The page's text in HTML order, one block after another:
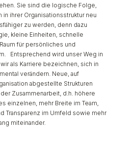
Sie sind die logische Folge,
ihrer Organisationsstruktur neu
zu werden, denn dazu
kleine Einheiten, schnelle
für persönliches und
Entsprechend wird unser Weg in
als Karriere bezeichnen, sich in
verändern. Neue, auf
abgestellte Strukturen
Zusammenarbeit, d.h. höhere
einzelnen, mehr Breite im Team,
Transparenz im Umfeld sowie mehr
miteinander.